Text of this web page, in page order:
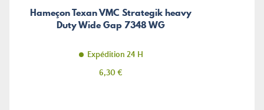
Hameçon Texan VMC Strategik heavy
Duty Wide Gap 7348 WG
Expédition 24 H
Prix
6,30 €